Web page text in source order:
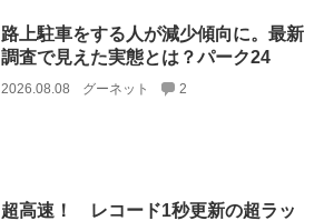
路上駐車をする人が減少傾向に。最新
調査で見えた実態とは？パーク24
2026.08.08 グーネット 2
超高速！ レコード1秒更新の超ラッ